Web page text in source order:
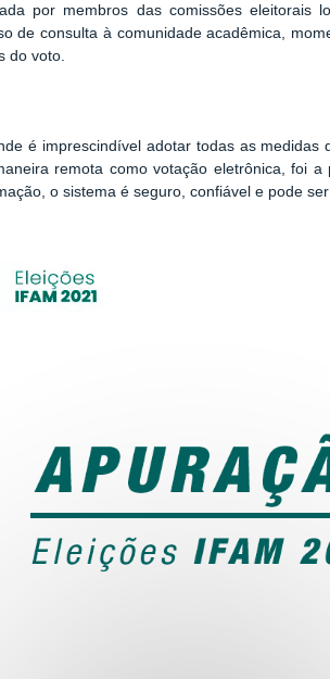
por membros das comissões eleitorais
de consulta à comunidade acadêmica,
do voto.
é imprescindível adotar todas as
remota como votação eletrônica, foi
o sistema é seguro, confiável e pode ser